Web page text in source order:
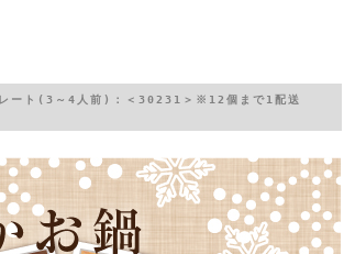
ート(3～4人前)：＜30231＞※12個まで1配送